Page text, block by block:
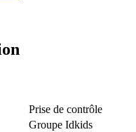
Prise de contrôle
Groupe Idkids